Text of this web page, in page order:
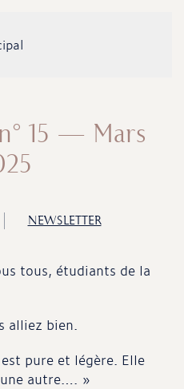
15 – Mars
NEWSLETTER
tous, étudiants de la
alliez bien.
est pure et légère. Elle
une autre…. »